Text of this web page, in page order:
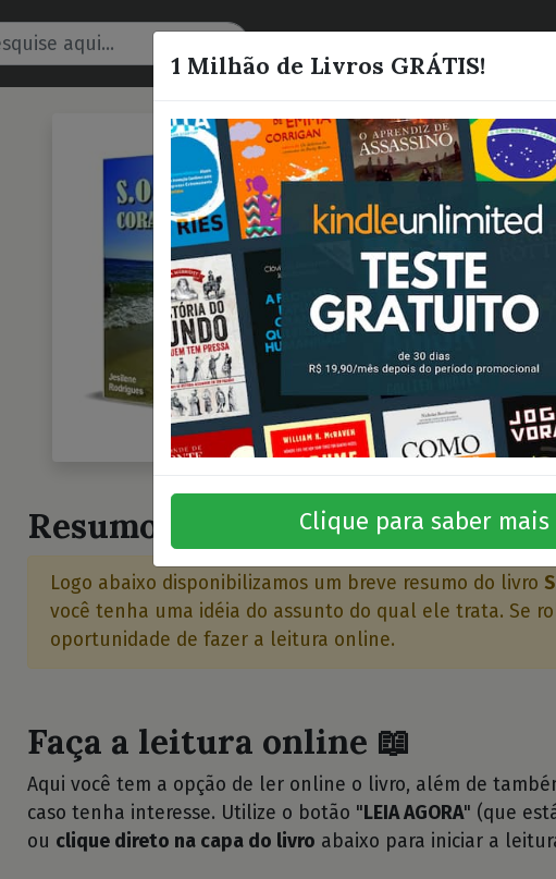
S.O.S.
RODRIGUES,
Quero este
Resumo do livro 🤔
Logo abaixo disponibilizamos um breve resumo do livro
você tenha uma idéia do assunto do qual ele trata. Se
oportunidade de fazer a leitura online.
Faça a leitura online 📖
Aqui você tem a opção de ler online o livro, além de
caso tenha interesse. Utilize o botão " LEIA AGORA" (que
ou clique direto na capa do livro abaixo para iniciar a
1 Milhão de Livros GRÁTIS!
Clique para saber mais